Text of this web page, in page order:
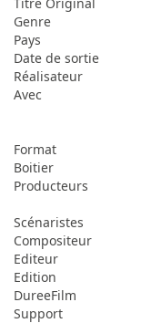
Genre
Pays
Date de sortie
Réalisateur
Avec
Format
Boitier
Producteurs
Scénaristes
Compositeur
Editeur
Edition
DureeFilm
Support